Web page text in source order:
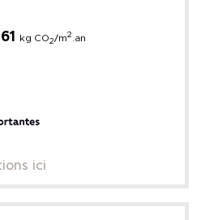
61 kg CO2/m2 .an
ici